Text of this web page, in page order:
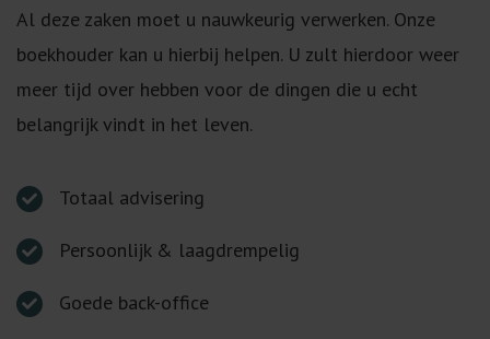
Al deze zaken moet u nauwkeurig verwerken. Onze
boekhouder kan u hierbij helpen. U zult hierdoor weer
meer tijd over hebben voor de dingen die u echt
belangrijk vindt in het leven.
Totaal advisering
Persoonlijk & laagdrempelig
Goede back-office